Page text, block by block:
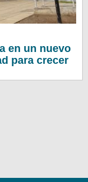
en un nuevo
para crecer